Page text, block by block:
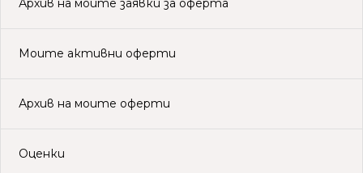
Архив на моите заявки за оферта
Моите активни оферти
Архив на моите оферти
Оценки